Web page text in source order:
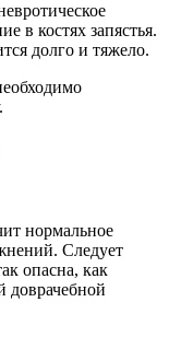
в костях запястья.
долго и тяжело.
нормальное
Следует
опасна, как
доврачебной